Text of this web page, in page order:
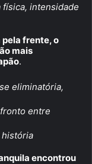
física, intensidade
frente, o
mais
.
eliminatória,
entre
história
encontrou